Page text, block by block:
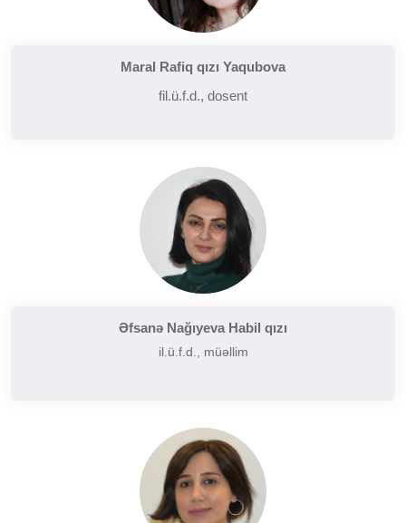
Maral Rafiq qızı Yaqubova
fil.ü.f.d., dosent
Əfsanə Nağıyeva Habil qızı
il.ü.f.d., müəllim